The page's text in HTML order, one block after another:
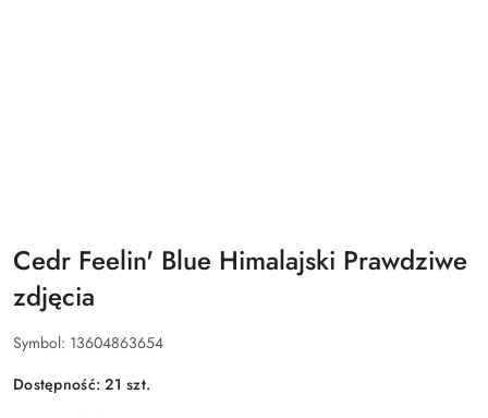
Cedr Feelin' Blue Himalajski Prawdziwe
zdjęcia
Symbol: 13604863654
Dostępność:21szt.